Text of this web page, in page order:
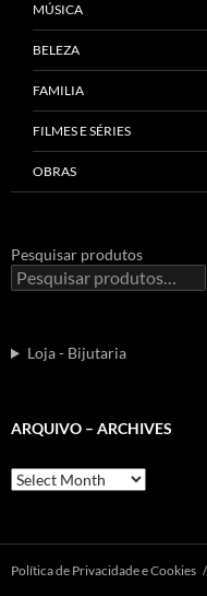
MÚSICA
BELEZA
FAMILIA
FILMES E SÉRIES
OBRAS
Pesquisar produtos
Loja - Bijutaria
ARQUIVO – ARCHIVES
Arquivo
–
Polí­tica de Privacidade e Cookies